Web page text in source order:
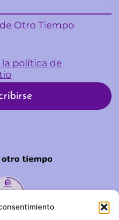
Otro Tiempo
la política de